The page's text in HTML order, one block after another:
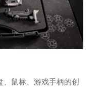
鼠标、游戏手柄的创